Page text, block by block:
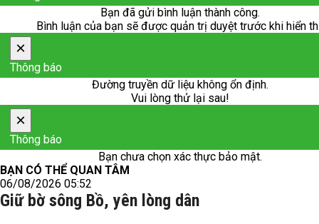
Bạn đã gửi bình luận thành công.
Bình luận của bạn sẽ được quản trị duyệt trước khi hiển
×
Thông báo
Đường truyền dữ liệu không ổn định.
Vui lòng thử lại sau!
×
Thông báo
Bạn chưa chọn xác thực bảo mật.
BẠN CÓ THỂ QUAN TÂM
06/08/2026 05:52
Giữ bờ sông Bồ, yên lòng dân